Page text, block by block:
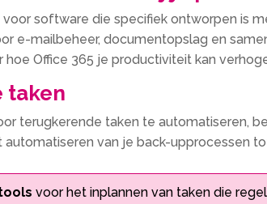
software die specifiek ontworpen is
e-mailbeheer, documentopslag en
Office 365 je productiviteit kan
taken
terugkerende taken te automatiseren,
van je back-upprocessen
voor het inplannen van taken die